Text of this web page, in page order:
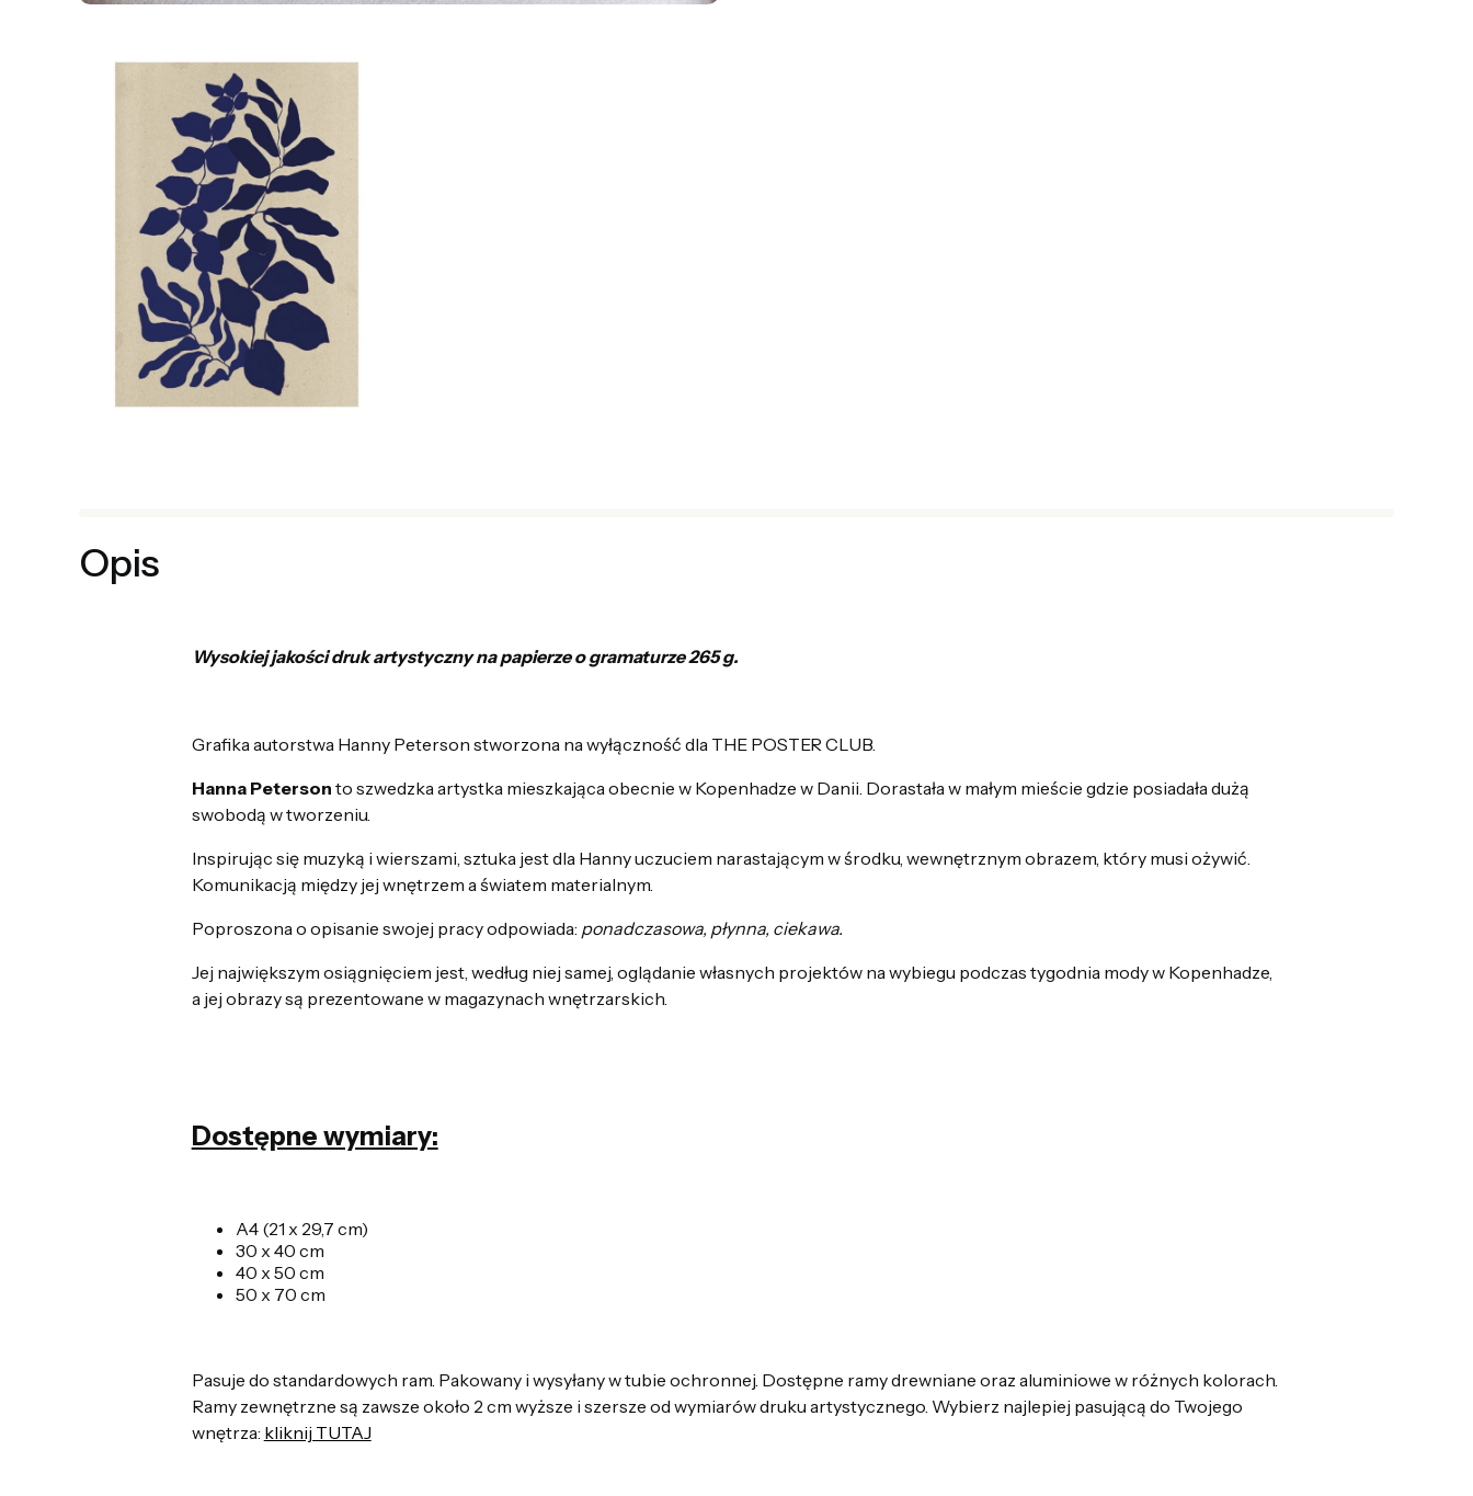
Opis
Wysokiej jakości druk artystyczny na papierze o gramaturze 265 g.
Grafika autorstwa Hanny Peterson stworzona na wyłączność dla THE POSTER CLUB.
Hanna Peterson to szwedzka artystka mieszkająca obecnie w Kopenhadze w Danii. Dorastała w małym mieście gdzie posiadała dużą
swobodą w tworzeniu.
Inspirując się muzyką i wierszami, sztuka jest dla Hanny uczuciem narastającym w środku, wewnętrznym obrazem, który musi ożywić.
Komunikacją między jej wnętrzem a światem materialnym.
Poproszona o opisanie swojej pracy odpowiada: ponadczasowa, płynna, ciekawa.
Jej największym osiągnięciem jest, według niej samej, oglądanie własnych projektów na wybiegu podczas tygodnia mody w Kopenhadze,
a jej obrazy są prezentowane w magazynach wnętrzarskich.
Dostępne wymiary:
A4 (21 x 29,7 cm)
30 x 40 cm
40 x 50 cm
50 x 70 cm
Pasuje do standardowych ram. Pakowany i wysyłany w tubie ochronnej. Dostępne ramy drewniane oraz aluminiowe w różnych kolorach.
Ramy zewnętrzne są zawsze około 2 cm wyższe i szersze od wymiarów druku artystycznego. Wybierz najlepiej pasującą do Twojego
wnętrza: kliknij TUTAJ